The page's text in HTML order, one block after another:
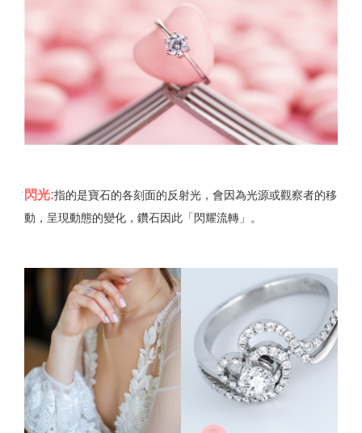
閃光:指的是寶石的各刻面的反射光，會因為光源或觀察者的移
動，呈現動態的變化，鑽石因此「閃耀流轉」。